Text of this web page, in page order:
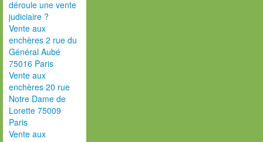
déroule une vente
judiciaire ?
Vente aux
enchères 2 rue du
Général Aubé
75016 Paris
Vente aux
enchères 20 rue
Notre Dame de
Lorette 75009
Paris
Vente aux